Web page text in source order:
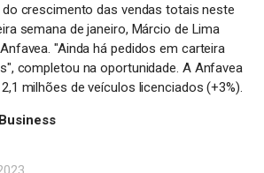
crescimento das vendas totais neste
semana de janeiro, Márcio de Lima
"Ainda há pedidos em carteira
completou na oportunidade. A Anfavea
milhões de veículos licenciados (+3%).